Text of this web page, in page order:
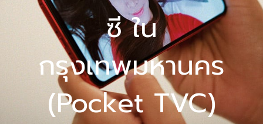
ซี ใน
กรุงเทพมหานคร
(Pocket TVC)